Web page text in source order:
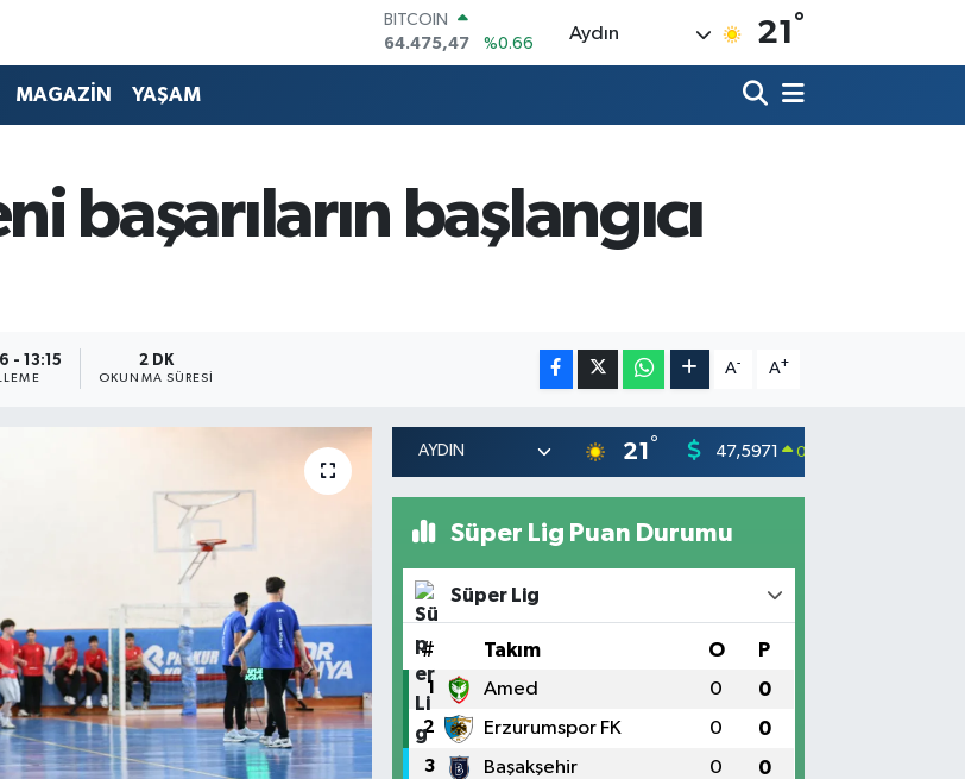
DOLAR
47,5971
%0.05
EURO
6518.23
BİST100
13.703
%0
Aydın 21 °
MAGAZİN YAŞAM
başarıların başlangıcı
- 13:15 2 DK
OKUNMA SÜRESI
A- A+
21 ° 47,5971 0.05
Süper Lig Puan Durumu
Süper Lig
# Takım O P
1 Amed 0 0
2 Erzurumspor FK 0 0
3 Başakşehir 0 0